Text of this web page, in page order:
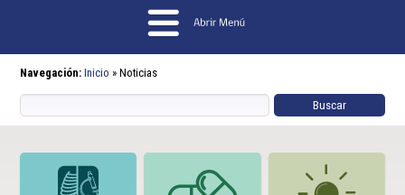
Navegación: Inicio » Noticias